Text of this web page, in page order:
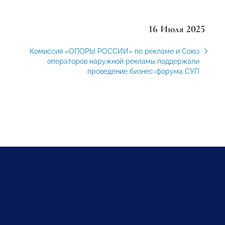
16 Июля 2025
Комиссия «ОПОРЫ РОССИИ» по рекламе и Союз
операторов наружной рекламы поддержали
проведение бизнес-форума СУП